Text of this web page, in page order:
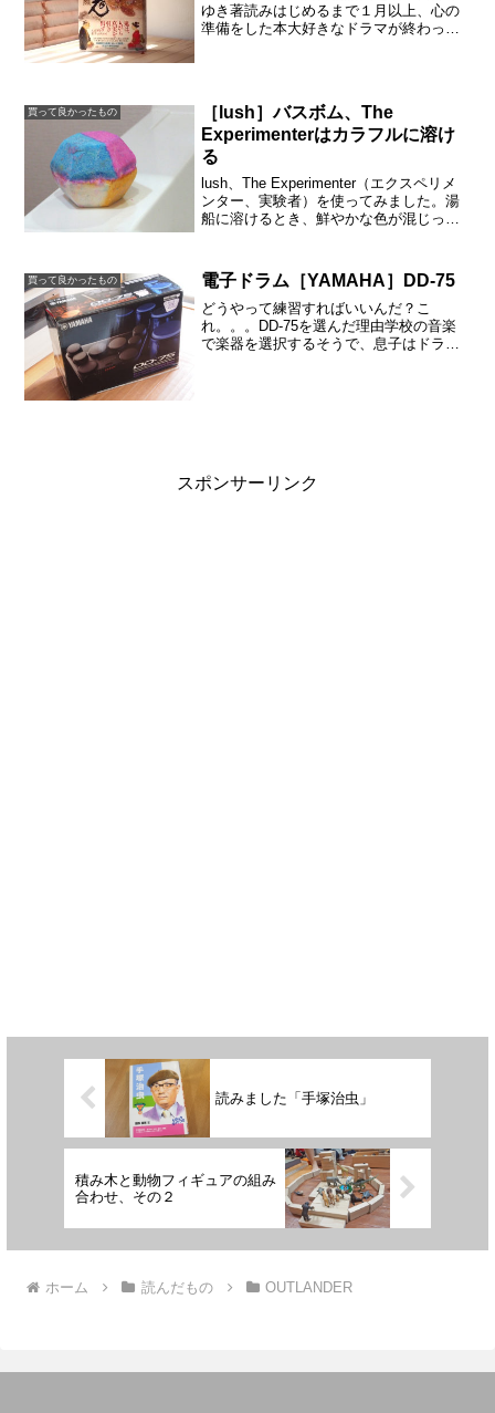
ゆき著読みはじめるまで１月以上、心の
準備をした本大好きなドラマが終わっ
買って良かったもの
［lush］バスボム、The
Experimenterはカラフルに溶け
る
lush、The Experimenter（エクスペリメ
ンター、実験者）を使ってみました。湯
船に溶けるとき、鮮やかな色が混じって
シュの公式サイトだと、上から見た商品
写真が...
買って良かったもの 電子ドラム［YAMAHA］DD-75
どうやって練習すればいいんだ？こ
れ。。。DD-75を選んだ理由学校の音楽
で楽器を選択するそうで、息子はドラム
スポンサーリンク
読みました「手塚治虫」
積み木と動物フィギュアの組み
合わせ、その２
ホーム 読んだもの OUTLANDER